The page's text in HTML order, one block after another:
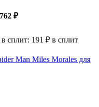
762 ₽
сплит: 191 ₽ в сплит
Man Miles Morales для